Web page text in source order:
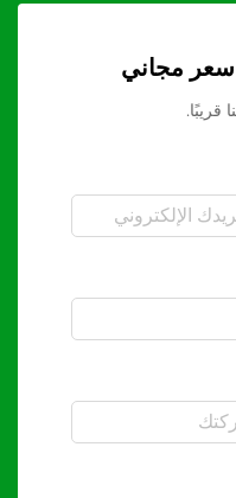
مجاني
قريبًا.